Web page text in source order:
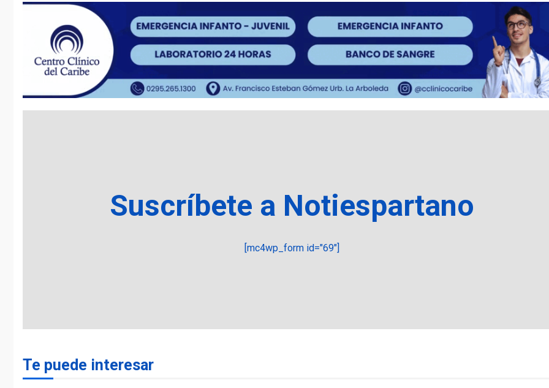
Suscríbete a Notiespartano
[mc4wp_form id="69"]
Te puede interesar